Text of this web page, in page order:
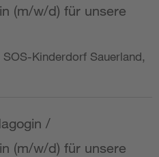
(m/w/d) für unsere
Kinderdorf Sauerland,
/
(m/w/d) für unsere